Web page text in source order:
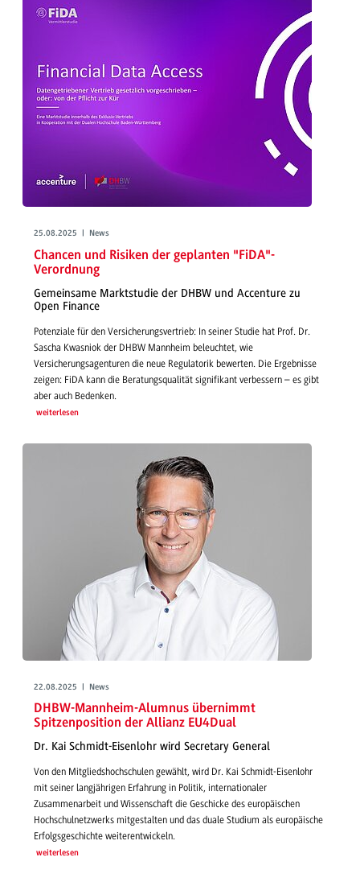
25.08.2025 | News
Chancen und Risiken der geplanten "FiDA"-
Verordnung
Gemeinsame Marktstudie der DHBW und Accenture zu
Open Finance
Potenziale für den Versicherungsvertrieb: In seiner Studie hat Prof. Dr.
Sascha Kwasniok der DHBW Mannheim beleuchtet, wie
Versicherungsagenturen die neue Regulatorik bewerten. Die Ergebnisse
zeigen: FiDA kann die Beratungsqualität signifikant verbessern – es gibt
aber auch Bedenken.
weiterlesen
22.08.2025 | News
DHBW-Mannheim-Alumnus übernimmt
Spitzenposition der Allianz EU4Dual
Dr. Kai Schmidt-Eisenlohr wird Secretary General
Von den Mitgliedshochschulen gewählt, wird Dr. Kai Schmidt-Eisenlohr
mit seiner langjährigen Erfahrung in Politik, internationaler
Zusammenarbeit und Wissenschaft die Geschicke des europäischen
Hochschulnetzwerks mitgestalten und das duale Studium als europäische
Erfolgsgeschichte weiterentwickeln.
weiterlesen